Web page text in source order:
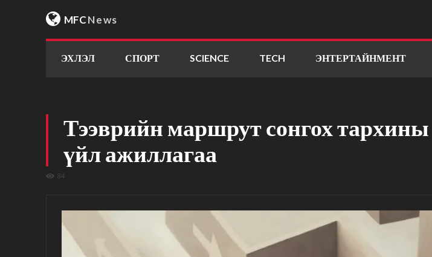
MFCNews
ЭХЛЭЛ СПОРТ SCIENCE TECH ЭНТЕРТАЙНМЕНТ
Тээврийн маршрут сонгох тархины
үйл ажиллагаа
84